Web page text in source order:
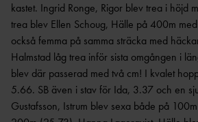
kastet. Ingrid Ronge, Rigor blev trea i höjd
trea blev Ellen Schoug, Hälle på 400m
också femma på samma sträcka med
Halmstad låg trea inför sista omgången i
blev där passerad med två cm! I kvalet
5.66. SB även i stav för Ida, 3.37 och en
Gustafsson, Istrum blev sexa både på